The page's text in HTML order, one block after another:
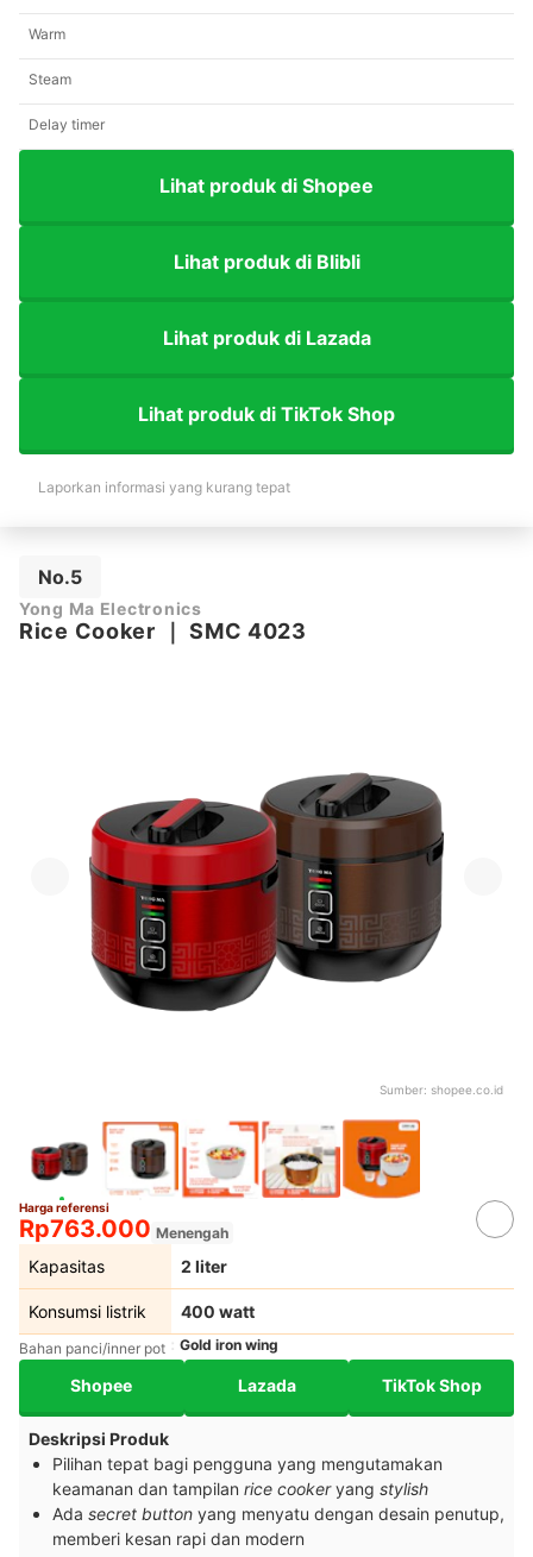
Warm
Steam
Delay timer
Lihat produk di Shopee
Lihat produk di Blibli
Lihat produk di Lazada
Lihat produk di TikTok Shop
Laporkan informasi yang kurang tepat
No.5
Yong Ma Electronics
Rice Cooker ｜SMC 4023
Sumber: shopee.co.id
Harga referensi
Rp763.000 Menengah
Kapasitas 2 liter
Konsumsi listrik 400 watt
Bahan panci/inner pot Gold iron wing
Shopee Lazada TikTok Shop
Deskripsi Produk
Pilihan tepat bagi pengguna yang mengutamakan
keamanan dan tampilan rice cookeryang stylish
Ada secret button yang menyatu dengan desain penutup,
memberi kesan rapi dan modern